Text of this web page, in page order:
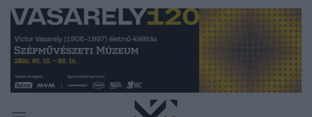
Skip
content